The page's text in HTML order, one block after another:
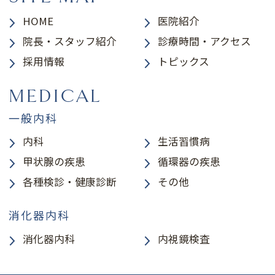
HOME
医院紹介
院長・スタッフ紹介
診療時間・アクセス
採用情報
トピックス
MEDICAL
一般内科
内科
生活習慣病
甲状腺の疾患
循環器の疾患
各種検診・健康診断
その他
消化器内科
消化器内科 内視鏡検査